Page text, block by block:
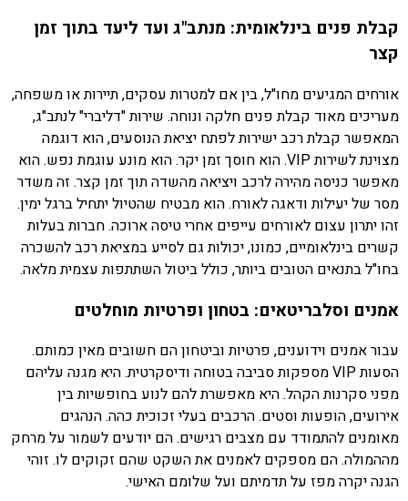
קבלת פנים בינלאומית: מנתב"ג ועד ליעד בתוך זמן
קצר
אורחים המגיעים מחו"ל, בין אם למטרות עסקים, תיירות או משפחה,
מעריכים מאוד קבלת פנים חלקה ונוחה. שירות "דליברי" לנתב"ג,
המאפשר קבלת רכב ישירות לפתח יציאת הנוסעים, הוא דוגמה
מצוינת לשירות VIP. הוא חוסך זמן יקר. הוא מונע עוגמת נפש. הוא
מאפשר כניסה מהירה לרכב ויציאה מהשדה תוך זמן קצר. זה משדר
מסר של יעילות ודאגה לאורח. הוא מבטיח שהטיול יתחיל ברגל ימין.
זהו יתרון עצום לאורחים עייפים אחרי טיסה ארוכה. חברות בעלות
קשרים בינלאומיים, כמונו, יכולות גם לסייע במציאת רכב להשכרה
בחו"ל בתנאים הטובים ביותר, כולל ביטול השתתפות עצמית מלאה.
אמנים וסלבריטאים: בטחון ופרטיות מוחלטים
עבור אמנים וידוענים, פרטיות וביטחון הם חשובים מאין כמותם.
הסעות VIP מספקות סביבה בטוחה ודיסקרטית. היא מגנה עליהם
מפני סקרנות הקהל. היא מאפשרת להם לנוע בחופשיות בין
אירועים, הופעות וסטים. הרכבים בעלי זכוכית כהה. הנהגים
מאומנים להתמודד עם מצבים רגישים. הם יודעים לשמור על מרחק
מההמולה. הם מספקים לאמנים את השקט שהם זקוקים לו. זוהי
הגנה יקרה מפז על תדמיתם ועל שלומם האישי.